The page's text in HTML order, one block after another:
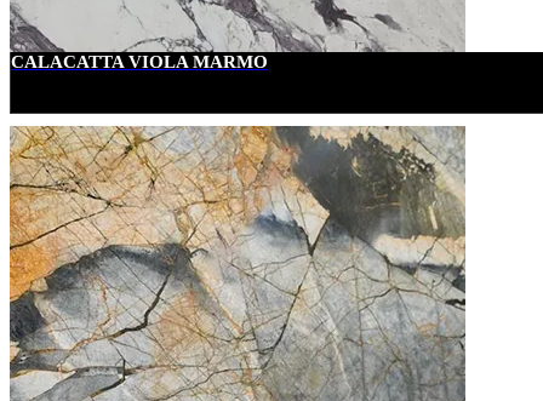
CALACATTA VIOLA MARMO